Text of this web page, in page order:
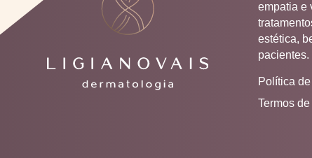
empatia e
estética,
pacientes.
Política
Termos